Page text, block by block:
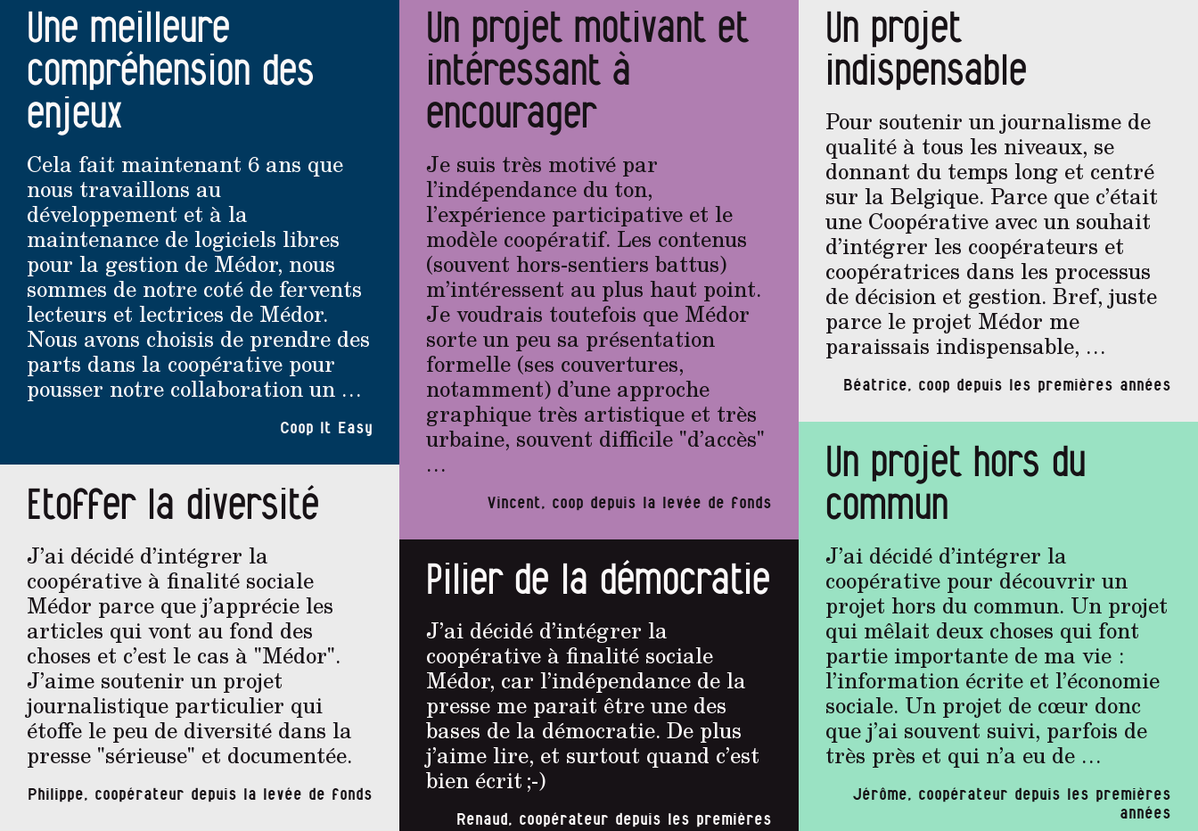
Une meilleure
compréhension des
enjeux
Cela fait maintenant 6 ans que
nous travaillons au
développement et à la
maintenance de logiciels libres
pour la gestion de Médor, nous
sommes de notre coté de fervents
lecteurs et lectrices de Médor.
Nous avons choisis de prendre des
parts dans la coopérative pour
pousser notre collaboration un …
Coop It Easy
Un projet motivant et
intéressant à
encourager
Je suis très motivé par
l’indépendance du ton,
l’expérience participative et le
modèle coopératif. Les contenus
(souvent hors-sentiers battus)
m’intéressent au plus haut point.
Je voudrais toutefois que Médor
sorte un peu sa présentation
formelle (ses couvertures,
notamment) d’une approche
graphique très artistique et très
urbaine, souvent difficile "d’accès"
…
Vincent, coop depuis la levée de fonds
Un projet
indispensable
Pour soutenir un journalisme de
qualité à tous les niveaux, se
donnant du temps long et centré
sur la Belgique. Parce que c’était
une Coopérative avec un souhait
d’intégrer les coopérateurs et
coopératrices dans les processus
de décision et gestion. Bref, juste
parce le projet Médor me
paraissais indispensable, …
Béatrice, coop depuis les premières années
Un projet hors du
commun
J’ai décidé d’intégrer la
coopérative pour découvrir un
projet hors du commun. Un projet
qui mêlait deux choses qui font
partie importante de ma vie :
l’information écrite et l’économie
sociale. Un projet de cœur donc
que j’ai souvent suivi, parfois de
très près et qui n’a eu de …
Jérôme, coopérateur depuis les premières
années
Etoffer la diversité
J’ai décidé d’intégrer la
coopérative à finalité sociale
Médor parce que j’apprécie les
articles qui vont au fond des
choses et c’est le cas à "Médor".
J’aime soutenir un projet
journalistique particulier qui
étoffe le peu de diversité dans la
presse "sérieuse" et documentée.
Philippe, coopérateur depuis la levée de fonds
Pilier de la démocratie
J’ai décidé d’intégrer la
coopérative à finalité sociale
Médor, car l’indépendance de la
presse me parait être une des
bases de la démocratie. De plus
j’aime lire, et surtout quand c’est
bien écrit ;-)
Renaud, coopérateur depuis les premières